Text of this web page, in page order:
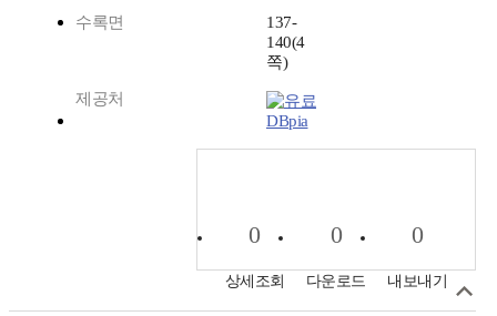
수록면
137-
140(4
쪽)
제공처
DBpia
0
상세조회
0
다운로드
0
내보내기